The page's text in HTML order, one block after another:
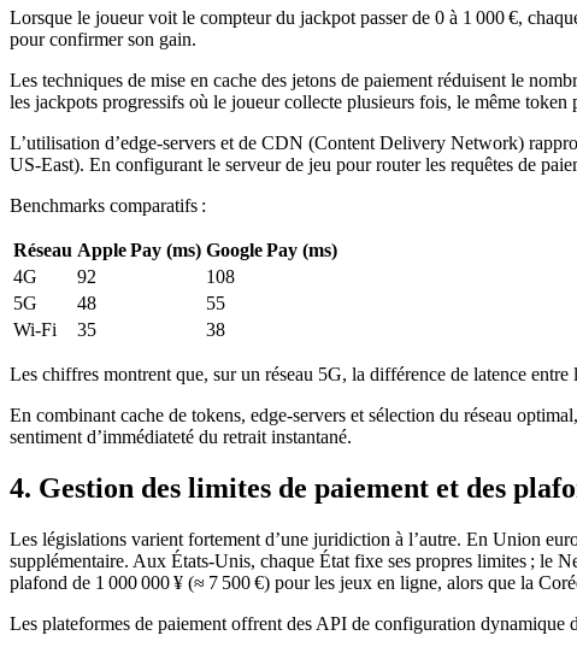
Lorsque le joueur voit le compteur du jackpot passer de 0 à 1 000 €,
pour confirmer son gain.
Les techniques de mise en cache des jetons de paiement réduisent le
les jackpots progressifs où le joueur collecte plusieurs fois, le même
L’utilisation d’edge‑servers et de CDN (Content Delivery Network)
US‑East). En configurant le serveur de jeu pour router les requêtes de
Benchmarks comparatifs :
Réseau Apple Pay (ms) Google Pay (ms)
4G
92
108
5G
48
55
Wi‑Fi
35 38
Les chiffres montrent que, sur un réseau 5G, la différence de latence
En combinant cache de tokens, edge‑servers et sélection du réseau
sentiment d’immédiateté du retrait instantané.
4. Gestion des limites de paiement et des
Les législations varient fortement d’une juridiction à l’autre. En Union
supplémentaire. Aux États‑Unis, chaque État fixe ses propres limites ; le
plafond de 1 000 000 ¥ (≈ 7 500 €) pour les jeux en ligne, alors que la
Les plateformes de paiement offrent des API de configuration